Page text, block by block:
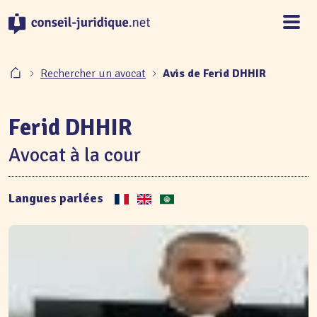
Rechercher un avocat Avis de Ferid DHHIR
Ferid DHHIR
Avocat à la cour
Langues parlées